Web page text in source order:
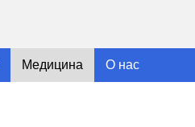
Медицина О нас